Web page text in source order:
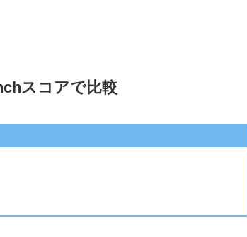
スコアで比較